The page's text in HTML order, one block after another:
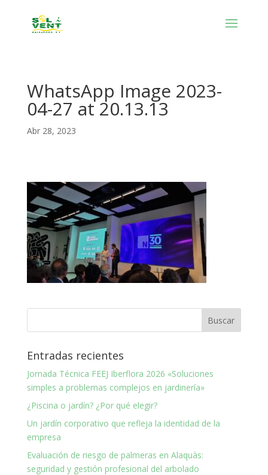
WhatsApp Image 2023-
04-27 at 20.13.13
Abr 28, 2023
Entradas recientes
Jornada Técnica FEEJ Iberflora 2026 «Soluciones
simples a problemas complejos en jardinería»
¿Piscina o jardín? ¿Por qué elegir?
Un jardín corporativo que refleja la identidad de la
empresa
Evaluación de riesgo de palmeras en Alaquàs:
seguridad y gestión profesional del arbolado